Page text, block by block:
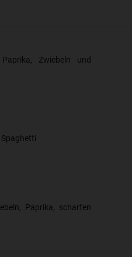
Zwiebeln und
Paprika, scharfen